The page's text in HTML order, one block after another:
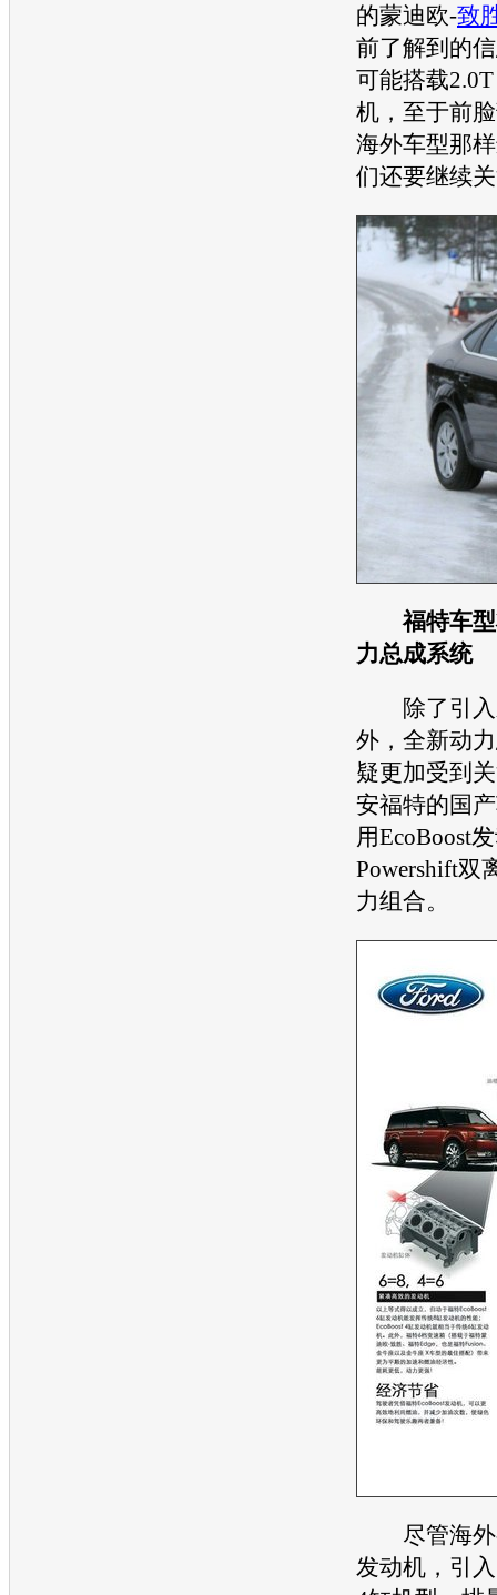
的蒙迪欧-致
前了解到的
可能搭载2.0T
机 ，至于前
海外车型那
们还要继续
福特车
力总成系统
除了引入
外，全新动
疑更加受到
安福特的国
用EcoBoost
Powershift双
力组合。
尽管海外
发动机 ，引